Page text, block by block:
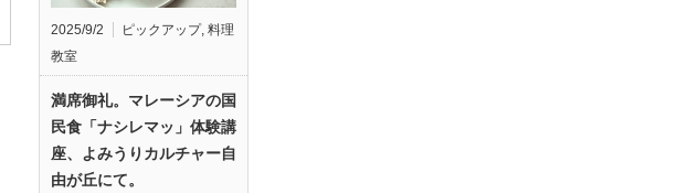
2025/9/2 ピックアップ, 料理
教室
満席御礼。マレーシアの国
民食「ナシレマッ」体験講
座、よみうりカルチャー自
由が丘にて。